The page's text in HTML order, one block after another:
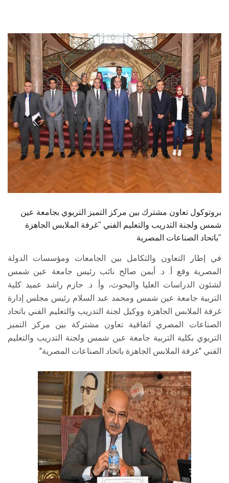
هيئة التدريس
الدراسات العليا
الخريجين
الموظفون
الزائـرون
سجل الان
بروتوكول تعاون مشترك بين مركز التميز التربوي بجامعة عين
شمس ولجنة التدريب والتعليم الفني "غرفة الملابس الجاهزة
باتحاد الصناعات المصرية"
في إطار التعاون والتكامل بين الجامعات ومؤسسات الدولة
المصرية وقع أ. د. أيمن صالح نائب رئيس جامعة عين شمس
لشئون الدراسات العليا والبحوث، وأ. د. حازم راشد عميد كلية
التربية جامعة عين شمس ومحمد عبد السلام رئيس مجلس إدارة
غرفة الملابس الجاهزة ووكيل لجنة التدريب والتعليم الفني باتحاد
الصناعات المصري اتفاقية تعاون مشتركة بين مركز التميز
التربوي بكلية التربية جامعة عين شمس ولجنة التدريب والتعليم
الفني "غرفة الملابس الجاهزة باتحاد الصناعات المصرية"